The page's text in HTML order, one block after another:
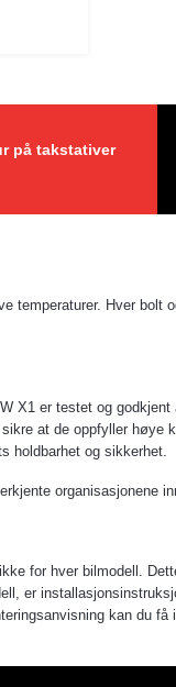
på takstativer
temperaturer. Hver bolt
X1 er testet og
at de oppfyller høye
holdbarhet og sikkerhet.
organisasjonene
for hver bilmodell.
er
kan du